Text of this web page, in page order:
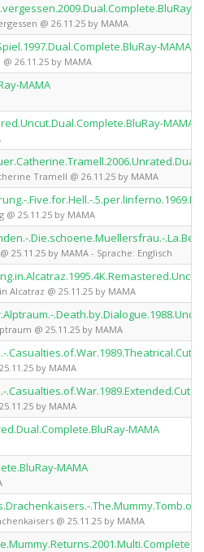
@ 26.11.25 by MAMA
MAMA
26.11.25 by MAMA
MAMA
MAMA
Tramell @ 26.11.25 by MAMA
.Five.for.Hell.-
25.11.25 by MAMA
.Die.schoene.Muellersfrau.-
25.11.25 by MAMA - Sprache: Englisch
Alcatraz @ 25.11.25 by MAMA
@ 25.11.25 by MAMA
by MAMA
by MAMA
MAMA
MAMA
@ 25.11.25 by MAMA